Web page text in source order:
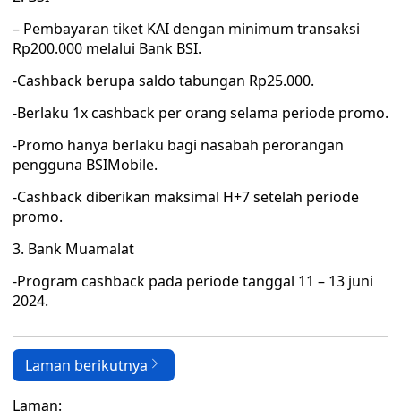
– Pembayaran tiket KAI dengan minimum transaksi
Rp200.000 melalui Bank BSI.
-Cashback berupa saldo tabungan Rp25.000.
-Berlaku 1x cashback per orang selama periode promo.
-Promo hanya berlaku bagi nasabah perorangan
pengguna BSIMobile.
-Cashback diberikan maksimal H+7 setelah periode
promo.
3. Bank Muamalat
-Program cashback pada periode tanggal 11 – 13 juni
2024.
Laman berikutnya
Laman: